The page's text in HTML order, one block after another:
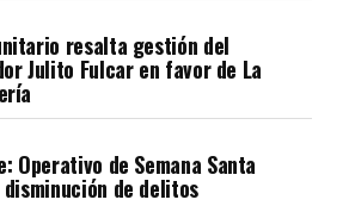
resalta gestión del
Julito Fulcar en favor de La
Operativo de Semana Santa
de delitos